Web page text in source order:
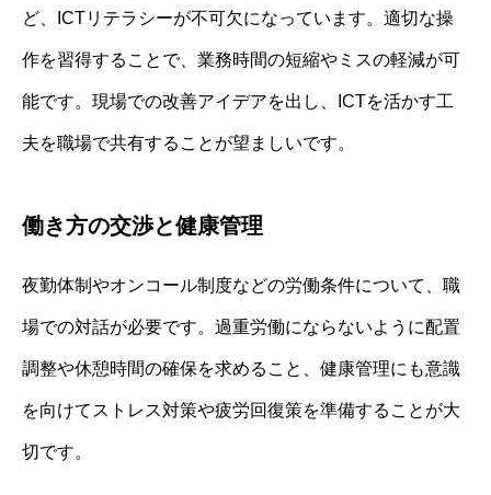
ど、ICTリテラシーが不可欠になっています。適切な操
作を習得することで、業務時間の短縮やミスの軽減が可
能です。現場での改善アイデアを出し、ICTを活かす工
夫を職場で共有することが望ましいです。
働き方の交渉と健康管理
夜勤体制やオンコール制度などの労働条件について、職
場での対話が必要です。過重労働にならないように配置
調整や休憩時間の確保を求めること、健康管理にも意識
を向けてストレス対策や疲労回復策を準備することが大
切です。